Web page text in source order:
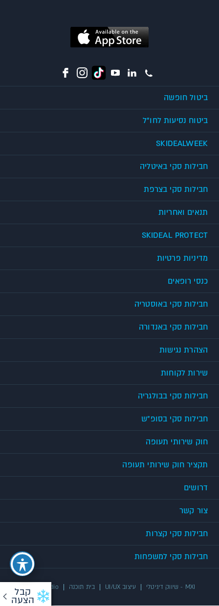
קבל
הצעה
ביטול חופשה
ביטוח נסיעות לחו"ל
SKIDEALWEEK
חבילות סקי באיטליה
חבילות סקי בצרפת
תנאים ואחריות
SKIDEAL PROTECT
מדיניות פרטיות
כנסי רופאים
חבילות סקי באוסטריה
חבילות סקי באנדורה
הצהרת נגישות
שירות לקוחות
חבילות סקי בבולגריה
חבילות סקי בסופ"ש
חוק שירותי תעופה
תקציר חוק שירותי תעופה
דרושים
צור קשר
חבילות סקי קצרות
חבילות סקי למשפחות
UX/UI Studio בית תוכנה עיצוב UI/UX MXI - שיווק דיגיטלי